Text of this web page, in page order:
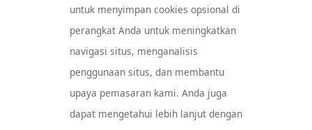
Pusat Layanan Konsumen
untuk menyimpan cookies opsional di
perangkat Anda untuk meningkatkan
navigasi situs, menganalisis
penggunaan situs, dan membantu
upaya pemasaran kami. Anda juga
dapat mengetahui lebih lanjut dengan